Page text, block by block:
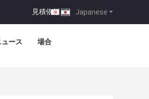
Japanese
見積依頼 |
ュース 場合